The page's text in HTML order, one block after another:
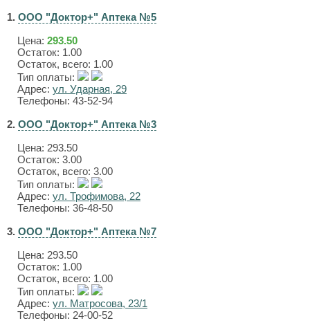
1. ООО "Доктор+" Аптека №5
Цена: 293.50
Остаток: 1.00
Остаток, всего: 1.00
Тип оплаты:
Адрес: ул. Ударная, 29
Телефоны: 43-52-94
2. ООО "Доктор+" Аптека №3
Цена: 293.50
Остаток: 3.00
Остаток, всего: 3.00
Тип оплаты:
Адрес: ул. Трофимова, 22
Телефоны: 36-48-50
3. ООО "Доктор+" Аптека №7
Цена: 293.50
Остаток: 1.00
Остаток, всего: 1.00
Тип оплаты:
Адрес: ул. Матросова, 23/1
Телефоны: 24-00-52